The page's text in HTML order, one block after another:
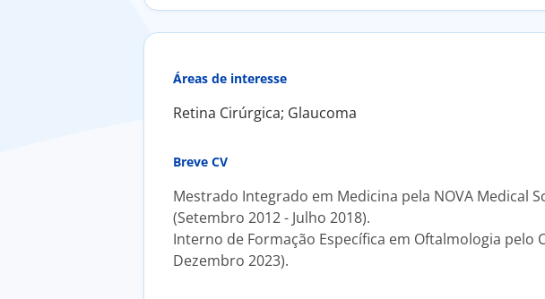
Áreas de interesse
Retina Cirúrgica; Glaucoma
Breve CV
Mestrado Integrado em Medicina pela NOVA Medical
(Setembro 2012 - Julho 2018).
Interno de Formação Específica em Oftalmologia
Dezembro 2023).